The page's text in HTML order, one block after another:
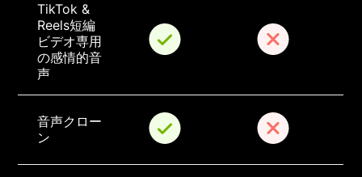
TikTok &
Reels短編
ビデオ専用
の感情的音
声
音声クロー
ン